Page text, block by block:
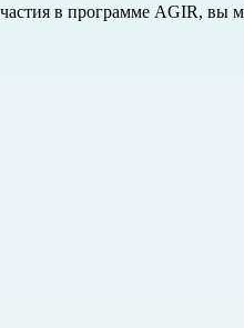
в программе AGIR, вы